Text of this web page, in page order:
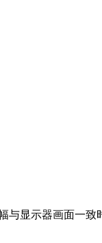
与显示器画面一